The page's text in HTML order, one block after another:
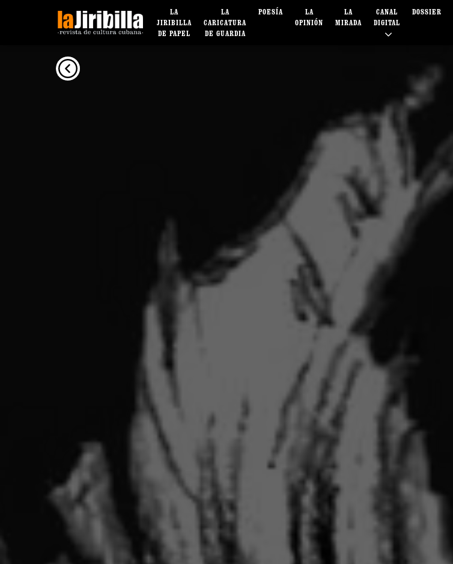
LA
JIRIBILLA
DE PAPEL
LA
CARICATURA
DE GUARDIA
POESÍA
LA
OPINIÓN
LA
MIRADA
CANAL
DIGITAL
DOSSIER